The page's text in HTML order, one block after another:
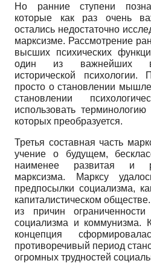
Но ранние ступени
которые как раз очень
остались недостаточно
марксизме. Рассмотрение
высших психических
один из важнейших
исторической
просто о становлении
становлении
использовать терминологию
которых преобразуется.
Третья составная часть
учение о будущем,
наименее развитая и
марксизма. Марксу
предпосылки социализма,
капиталистическом
из причин
социализма и коммунизма.
концепция
противоречивый период
огромных трудностей